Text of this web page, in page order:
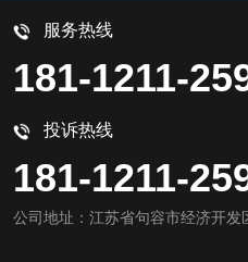
服务热线
181-1211-
投诉热线
181-1211-
公司地址：江苏省句容市经济开